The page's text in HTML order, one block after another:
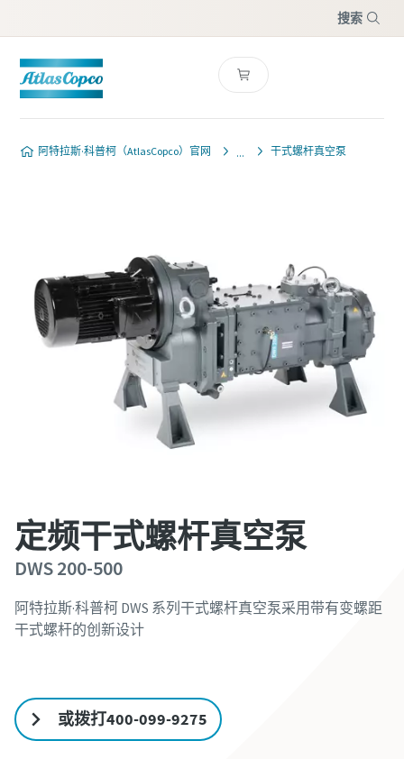
搜索
阿特拉斯·科普柯（AtlasCopco）官网 干式螺杆真空泵
定频干式螺杆真空泵
DWS 200-500
阿特拉斯·科普柯 DWS 系列干式螺杆真空泵采用带有变螺距
干式螺杆的创新设计
或拨打400-099-9275
请联系我们的真空泵专家
阿特拉斯 · 科普柯拥有一支专门的
团队，可为您提供有关真空泵和真
空解决方案的建议。
样，一键下单轻松订购。
标有 (*) 的字段全部为必填字段
个人信息
姓氏
请联系我们的真空泵专家
阿特拉斯 · 科普柯拥有一支专门的
团队，可为您提供有关真空泵和真
空解决方案的建议。
样，一键下单轻松订购。
标有 (*) 的字段全部为必填字段
个人信息
姓氏
请联系我们的真空泵专家
阿特拉斯 · 科普柯拥有一支专门的
团队，可为您提供有关真空泵和真
空解决方案的建议。
样，一键下单轻松订购。
标有 (*) 的字段全部为必填字段
个人信息
姓氏